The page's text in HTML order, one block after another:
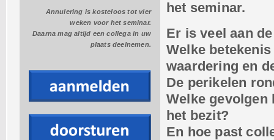
Annulering is kosteloos tot vier
weken voor het seminar.
Daarna mag altijd een collega in uw
plaats deelnemen.
het seminar.
Er is veel aan
Welke
waardering en
De perikelen
Welke
het bezit?
En hoe past